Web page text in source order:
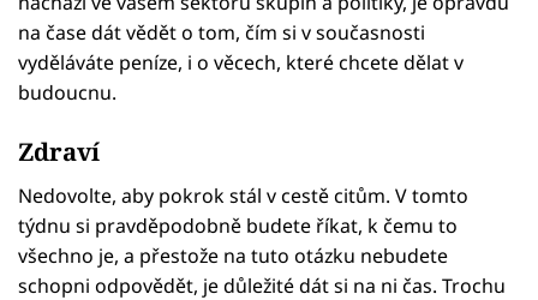
na čase dát vědět o tom, čím si v současnosti
vyděláváte peníze, i o věcech, které chcete dělat v
budoucnu.
Zdraví
Nedovolte, aby pokrok stál v cestě citům. V tomto
týdnu si pravděpodobně budete říkat, k čemu to
všechno je, a přestože na tuto otázku nebudete
schopni odpovědět, je důležité dát si na ni čas. Trochu